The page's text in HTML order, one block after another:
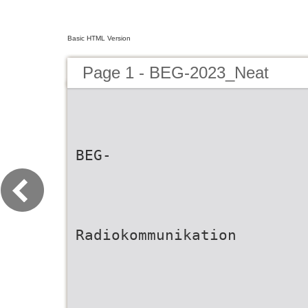
Basic HTML Version
Page 1 - BEG-2023_Neat
BEG-
Radiokommunikation